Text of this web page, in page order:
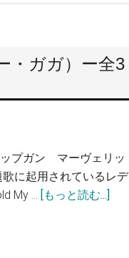
・ガガ）ー全3
プガン マーヴェリッ
歌に起用されているレデ
My … [もっと読む...]